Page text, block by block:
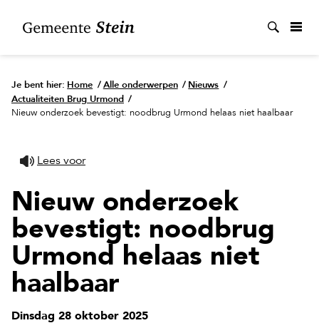
Je bent hier: Home / Alle onderwerpen / Nieuws /
Actualiteiten Brug Urmond /
Nieuw onderzoek bevestigt: noodbrug Urmond helaas niet haalbaar
Lees voor
Nieuw onderzoek
bevestigt: noodbrug
Urmond helaas niet
haalbaar
Dinsdag 28 oktober 2025